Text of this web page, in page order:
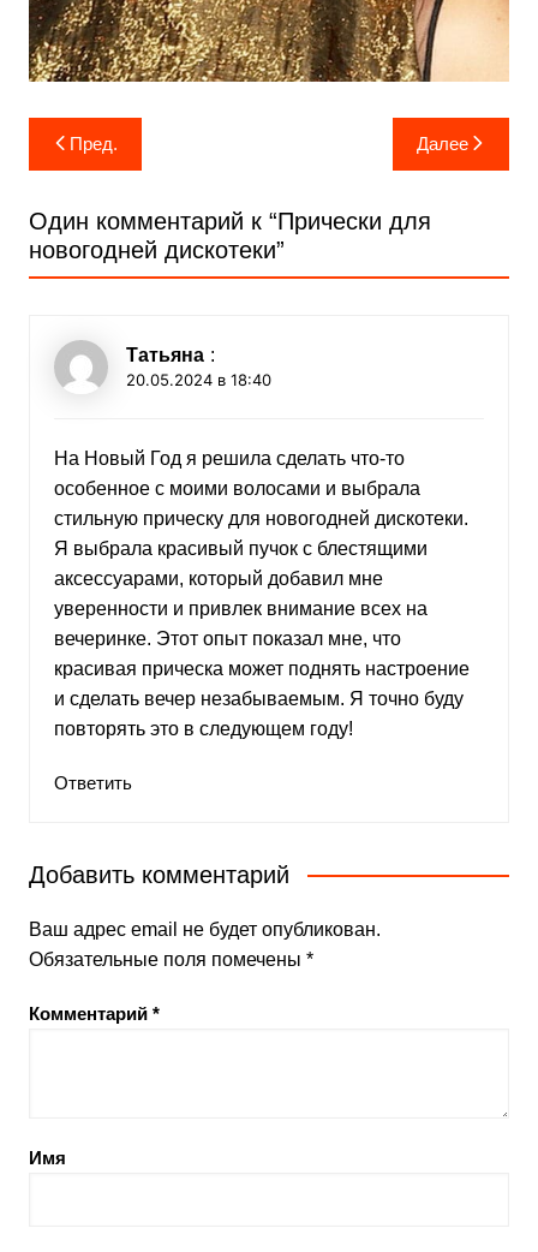
Навигация
по
записям
Пред. Далее
Один комментарий к “Прически для
новогодней дискотеки”
Татьяна :
20.05.2024 в 18:40
На Новый Год я решила сделать что-то
особенное с моими волосами и выбрала
стильную прическу для новогодней дискотеки.
Я выбрала красивый пучок с блестящими
аксессуарами, который добавил мне
уверенности и привлек внимание всех на
вечеринке. Этот опыт показал мне, что
красивая прическа может поднять настроение
и сделать вечер незабываемым. Я точно буду
повторять это в следующем году!
Ответить
Добавить комментарий
Ваш адрес email не будет опубликован.
Обязательные поля помечены *
Комментарий *
Имя